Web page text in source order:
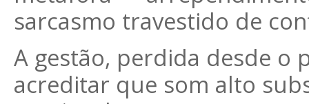
sarcasmo travestido de
A gestão, perdida desde o
acreditar que som alto